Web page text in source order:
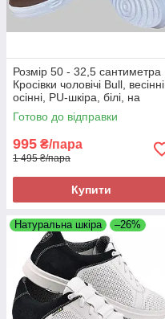
Розмір 50 - 32,5 сантиметра
Кросівки чоловічі Bull, весінні
осінні, PU-шкіра, білі, на
підошві з піни, легкі і зручні
Готово до відправки
995 ₴/пара
1 495 ₴/пара
Купити
Натуральна шкіра –26%